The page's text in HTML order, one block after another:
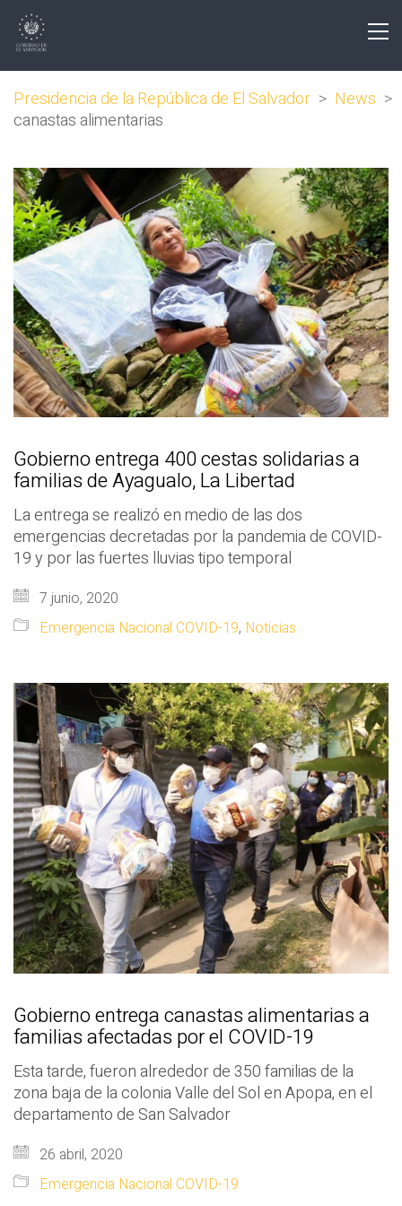
Presidencia de la República de El Salvador > News >
canastas alimentarias
Gobierno entrega 400 cestas solidarias a
familias de Ayagualo, La Libertad
La entrega se realizó en medio de las dos
emergencias decretadas por la pandemia de COVID-
19 y por las fuertes lluvias tipo temporal
7 junio, 2020
Emergencia Nacional COVID-19, Noticias
Gobierno entrega canastas alimentarias a
familias afectadas por el COVID-19
Esta tarde, fueron alrededor de 350 familias de la
zona baja de la colonia Valle del Sol en Apopa, en el
departamento de San Salvador
26 abril, 2020
Emergencia Nacional COVID-19